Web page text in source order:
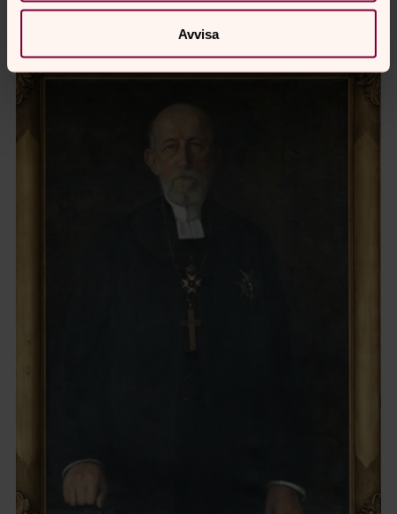
Avvisa
Text från ”Porträtt av biskopar i sin tid”, Anders Jarlert
(Göteborgs stiftshistoriska sällskap – Tre böcker 1997)